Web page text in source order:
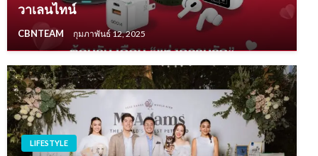
วาเลนไทน์
CBNTEAM กุมภาพันธ์ 12, 2025
LIFESTYLE